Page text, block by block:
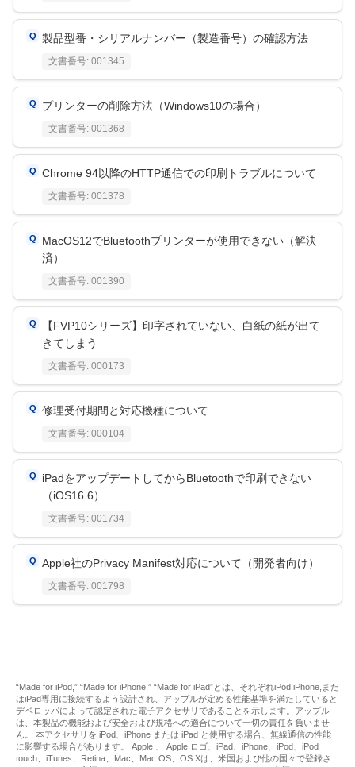
製品型番・シリアルナンバー（製造番号）の確認方法
文書番号: 001345
プリンターの削除方法（Windows10の場合）
文書番号: 001368
Chrome 94以降のHTTP通信での印刷トラブルについて
文書番号: 001378
MacOS12でBluetoothプリンターが使用できない（解決
済）
文書番号: 001390
【FVP10シリーズ】印字されていない、白紙の紙が出て
きてしまう
文書番号: 000173
修理受付期間と対応機種について
文書番号: 000104
iPadをアップデートしてからBluetoothで印刷できない
（iOS16.6）
文書番号: 001734
Apple社のPrivacy Manifest対応について（開発者向け）
文書番号: 001798
“Made for iPod,” “Made for iPhone,” “Made for iPad”とは、それぞれiPod,iPhone,また
はiPad専用に接続するよう設計され、アップルが定める性能基準を満たしていると
デベロッパによって認定された電子アクセサリであることを示します。アップル
は、本製品の機能および安全および規格への適合について一切の責任を負いませ
ん。 本アクセサリを iPod、iPhone または iPad と使用する場合、無線通信の性能
に影響する場合があります。 Apple 、 Apple ロゴ、iPad、iPhone、iPod、iPod
touch、iTunes、Retina、Mac、Mac OS、OS Xは、米国および他の国々で登録さ